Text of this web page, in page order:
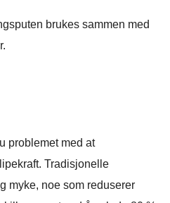
brukes sammen med
problemet med at
Tradisjonelle
myke, noe som reduserer